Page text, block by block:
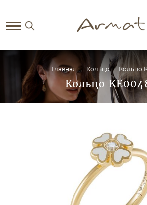
Главная Кольцо Кольцо
Кольцо